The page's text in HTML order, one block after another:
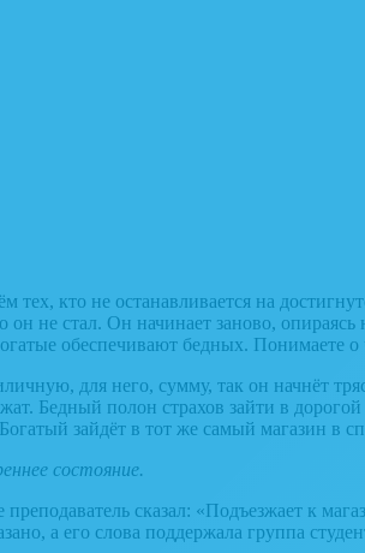
тех, кто не останавливается на
он не стал. Он начинает заново,
обеспечивают бедных. Понимаете о
для него, сумму, так он начнёт
Бедный полон страхов зайти в
зайдёт в тот же самый магазин в
состояние.
преподаватель сказал: «Подъезжает к
а его слова поддержала группа